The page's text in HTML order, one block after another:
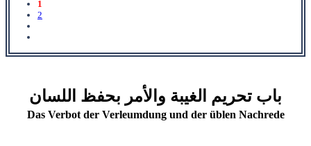
1
2
باب تحريم الغيبة والأمر بحفظ اللسان
Das Verbot der Verleumdung und der üblen Nachrede